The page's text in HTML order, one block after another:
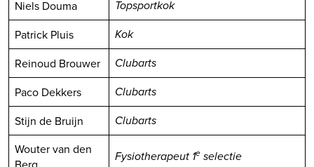
Niels Douma Topsportkok
Patrick Pluis Kok
Reinoud Brouwer Clubarts
Paco Dekkers Clubarts
Stijn de Bruijn Clubarts
Wouter van den
Fysiotherapeut 1e selectie